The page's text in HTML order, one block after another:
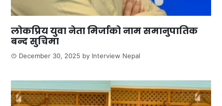
लोकप्रिय युवा नेता मिर्जाको नाम समानुपातिक
बन्द सुचिमा
December 30, 2025 by Interview Nepal